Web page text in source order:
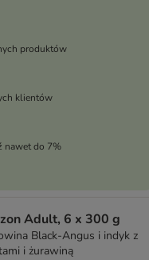
produktów
klientów
nawet do 7%
Adult, 6 x 300 g
Black-Angus i indyk z
i żurawiną